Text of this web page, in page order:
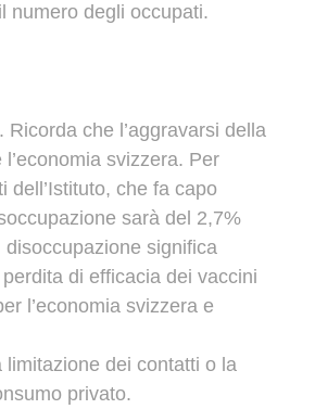
numero degli occupati.
. Ricorda che l’aggravarsi della
l’economia svizzera. Per
dell’Istituto, che fa capo
sarà del 2,7%
disoccupazione significa
perdita di efficacia dei vaccini
l’economia svizzera e
limitazione dei contatti o la
privato.